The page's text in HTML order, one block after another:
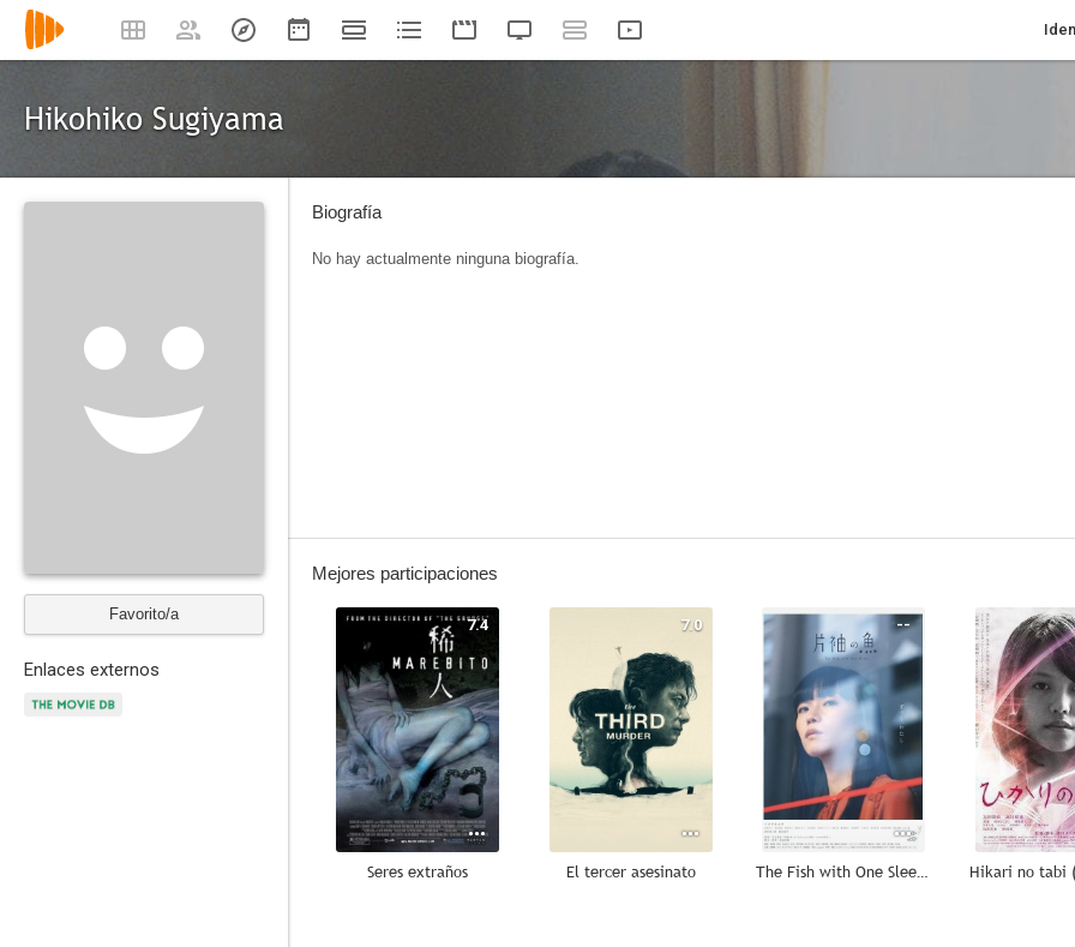
Hikohiko Sugiyama
Favorito/a
Enlaces externos
Biografía
No hay actualmente ninguna biografía.
Mejores participaciones
7.4
Seres extraños
7.0
El tercer asesinato
--
The Fish with One Sleeve